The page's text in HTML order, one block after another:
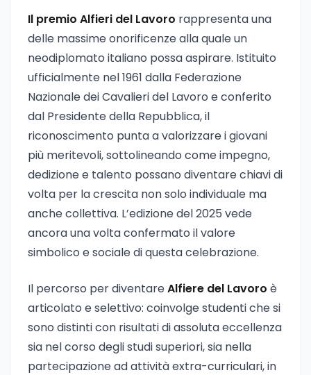
Il premio Alfieri del Lavoro rappresenta una
delle massime onorificenze alla quale un
neodiplomato italiano possa aspirare. Istituito
ufficialmente nel 1961 dalla Federazione
Nazionale dei Cavalieri del Lavoro e conferito
dal Presidente della Repubblica, il
riconoscimento punta a valorizzare i giovani
più meritevoli, sottolineando come impegno,
dedizione e talento possano diventare chiavi di
volta per la crescita non solo individuale ma
anche collettiva. L’edizione del 2025 vede
ancora una volta confermato il valore
simbolico e sociale di questa celebrazione.
Il percorso per diventareAlfiere del Lavoro è
articolato e selettivo: coinvolge studenti che si
sono distinti con risultati di assoluta eccellenza
sia nel corso degli studi superiori, sia nella
partecipazione ad attività extra-curriculari, in